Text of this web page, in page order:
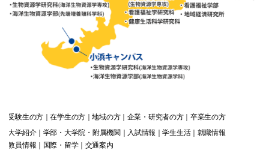
受験生の方 在学生の方 地域の方 企業・研究者の方 卒業生の方
大学紹介
学部・大学院・附属機関 入試情報 学生生活
就職情報
教員情報
国際・留学 交通案内